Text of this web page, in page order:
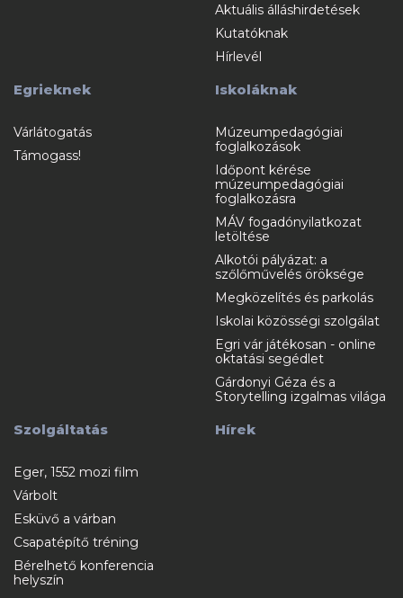
Aktuális álláshirdetések
Kutatóknak
Hírlevél
Egrieknek
Várlátogatás
Támogass!
Iskoláknak
Múzeumpedagógiai
foglalkozások
Időpont kérése
múzeumpedagógiai
foglalkozásra
MÁV fogadónyilatkozat
letöltése
Alkotói pályázat: a
szőlőművelés öröksége
Megközelítés és parkolás
Iskolai közösségi szolgálat
Egri vár játékosan - online
oktatási segédlet
Gárdonyi Géza és a
Storytelling izgalmas világa
Szolgáltatás
Eger, 1552 mozi film
Várbolt
Esküvő a várban
Csapatépítő tréning
Bérelhető konferencia
helyszín
Hírek